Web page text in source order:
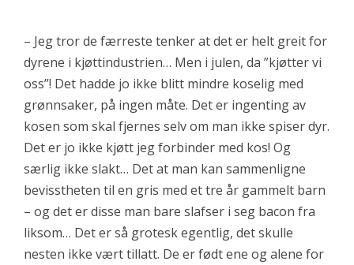
– Jeg tror de færreste tenker at det er helt greit for
dyrene i kjøttindustrien… Men i julen, da ”kjøtter vi
oss”! Det hadde jo ikke blitt mindre koselig med
grønnsaker, på ingen måte. Det er ingenting av
kosen som skal fjernes selv om man ikke spiser dyr.
Det er jo ikke kjøtt jeg forbinder med kos! Og
særlig ikke slakt… Det at man kan sammenligne
bevisstheten til en gris med et tre år gammelt barn
– og det er disse man bare slafser i seg bacon fra
liksom… Det er så grotesk egentlig, det skulle
nesten ikke vært tillatt. De er født ene og alene for